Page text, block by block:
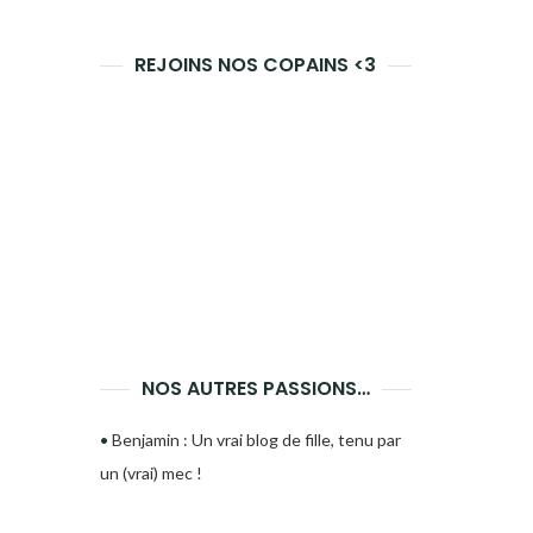
REJOINS NOS COPAINS <3
NOS AUTRES PASSIONS…
• Benjamin : Un vrai blog de fille, tenu par
un (vrai) mec !